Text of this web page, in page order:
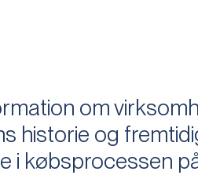
om
historie og
i købsprocessen